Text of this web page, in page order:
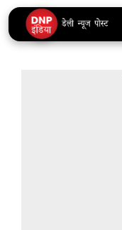
Skip
to
content